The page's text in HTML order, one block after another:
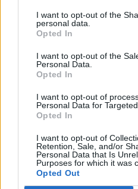
I want to opt-out of the
personal data.
Opted In
I want to opt-out of the
Personal Data.
Opted In
I want to opt-out of
Personal Data for
Opted In
I want to opt-out of
Retention, Sale, and/or
Personal Data that Is
Purposes for which it was
Opted Out
Ezt a növényt már az őskorban is
hétvégén a
Fővárosi